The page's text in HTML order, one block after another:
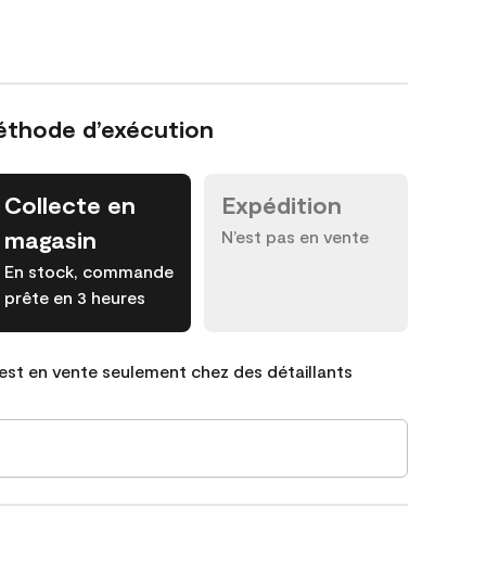
d’exécution
Collecte en
magasin
En stock, commande
prête en 3 heures
Expédition
N’est pas en vente
en vente seulement chez des détaillants